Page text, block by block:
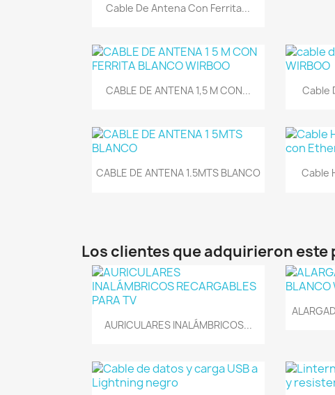
Vista rápida
Cable De Antena Con Ferrita...
 Vista rápida
CABLE DE ANTENA 1,5 M CON... Cable
Vista rápida
CABLE DE ANTENA 1.5MTS BLANCO Cable
Los clientes que adquirieron
Vista rápida
AURICULARES INALÁMBRICOS...